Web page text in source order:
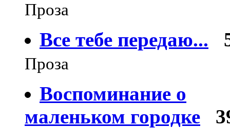
Проза
Все тебе передаю...
Проза
Воспоминание о
маленьком городке